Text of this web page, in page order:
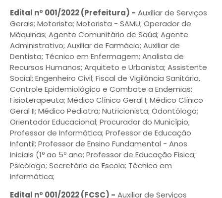
Edital nº 001/2022 (Prefeitura) - Auxiliar de Serviços
Gerais; Motorista; Motorista - SAMU; Operador de
Máquinas; Agente Comunitário de Saúd; Agente
Administrativo; Auxiliar de Farmácia; Auxiliar de
Dentista; Técnico em Enfermagem; Analista de
Recursos Humanos; Arquiteto e Urbanista; Assistente
Social; Engenheiro Civil; Fiscal de Vigilância Sanitária,
Controle Epidemiológico e Combate a Endemias;
Fisioterapeuta; Médico Clínico Geral I; Médico Clínico
Geral II; Médico Pediatra; Nutricionista; Odontólogo;
Orientador Educacional; Procurador do Município;
Professor de Informática; Professor de Educação
Infantil; Professor de Ensino Fundamental - Anos
Iniciais (1º ao 5º ano; Professor de Educação Física;
Psicólogo; Secretário de Escola; Técnico em
Informática;
Edital nº 001/2022 (FCSC) - Auxiliar de Serviços